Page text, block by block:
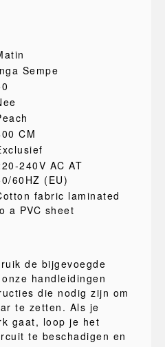
Sempe
CM
240V AC AT
60HZ (EU)
fabric laminated
a PVC sheet
de bijgevoegde
handleidingen
die nodig zijn om
te zetten. Als je
gaat, loop je het
te beschadigen en